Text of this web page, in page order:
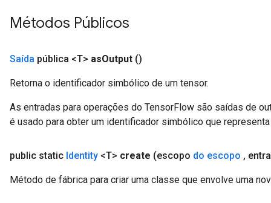
Métodos Públicos
Saída pública <T> asOutput ()
Retorna o identificador simbólico de um tensor.
As entradas para operações do TensorFlow são saídas de
é usado para obter um identificador simbólico que
public static Identity <T> create (escopo do escopo ,
Método de fábrica para criar uma classe que envolve uma